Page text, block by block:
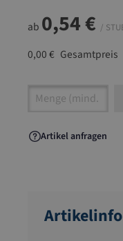
ab 0,54 € /
0,00 € Gesamtpreis
Artikel
Artikel anfragen